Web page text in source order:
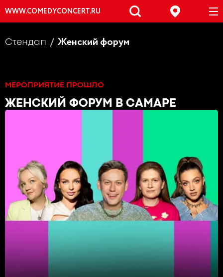
WWW.COMEDYCONCERT.RU
Стендап Женский форум
МЕРОПРИЯТИЕ ПРОШЛО
ЖЕНСКИЙ ФОРУМ В САМАРЕ